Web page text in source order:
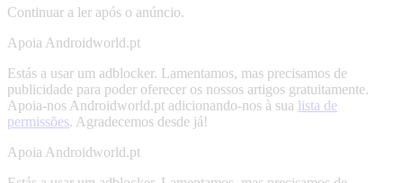
Continuar a ler após o anúncio.
Apoia Androidworld.pt
Estás a usar um adblocker. Lamentamos, mas precisamos de
publicidade para poder oferecer os nossos artigos gratuitamente.
Apoia-nos Androidworld.pt adicionando-nos à sua lista de
permissões. Agradecemos desde já!
Apoia Androidworld.pt